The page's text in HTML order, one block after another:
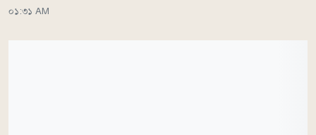
০১:৩১ AM